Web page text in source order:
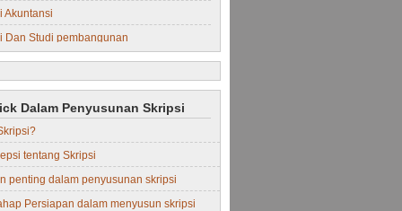
Akuntansi
Dan Studi pembangunan
Manajemen
Dalam Penyusunan Skripsi
tentang Skripsi
penting dalam penyusunan skripsi
Persiapan dalam menyusun skripsi